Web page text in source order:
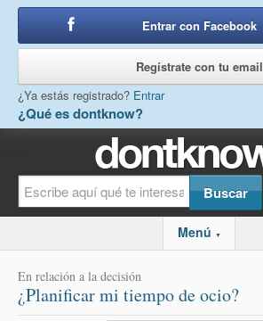
¿Qué es dontknow?
Entrar con Facebook
Regístrate con tu email
¿Ya estás registrado? Entrar
Menú ▼
En relación a la decisión
¿Planificar mi tiempo de ocio?